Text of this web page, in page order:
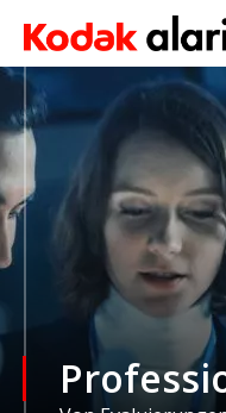
Skip to main content